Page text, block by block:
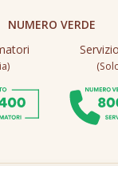
NUMERO VERDE